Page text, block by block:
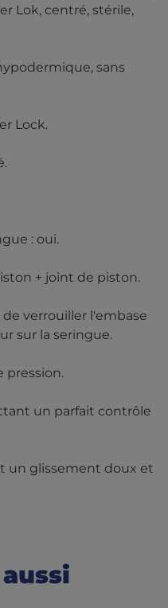
Lok, centré, stérile,
sans
Lock.
: oui.
+ joint de piston.
verrouiller l'embase
sur la seringue.
pression.
un parfait contrôle
un glissement doux et